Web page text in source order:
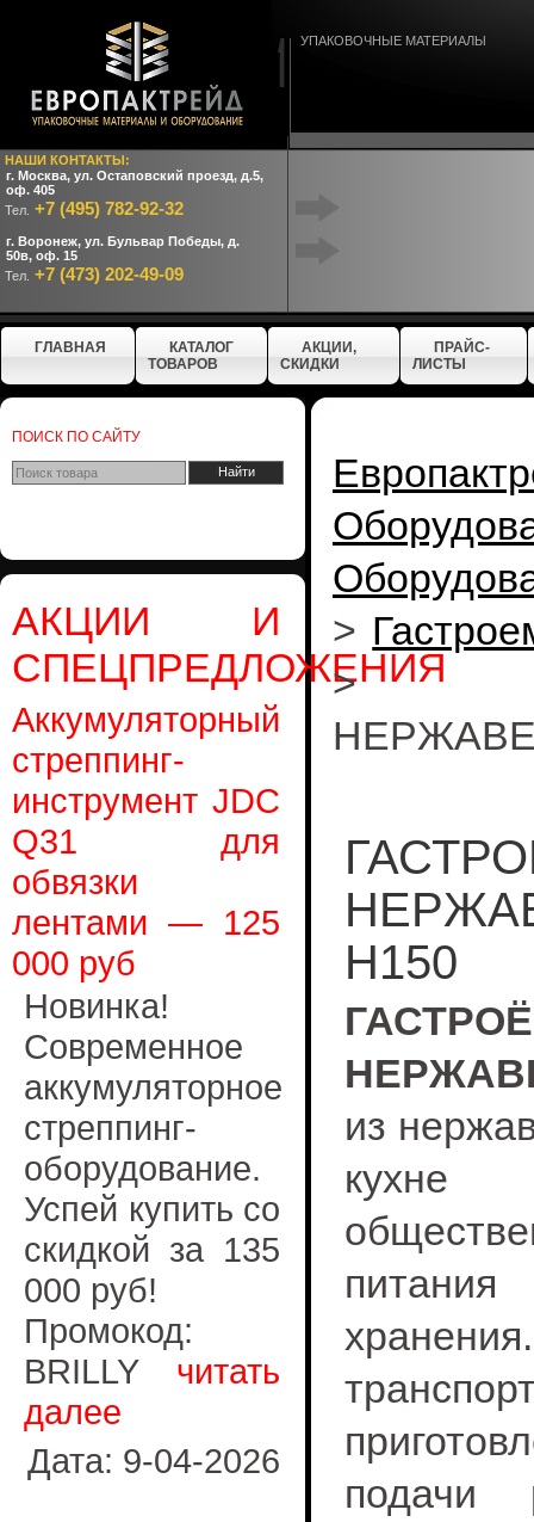
НАШИ КОНТАКТЫ:
г. Москва, ул. Остаповский проезд, д.5,
оф. 405
Тел. +7 (495) 782-92-32
г. Воронеж, ул. Бульвар Победы, д.
50в, оф. 15
Тел. +7 (473) 202-49-09
УПАКОВОЧНЫЕ МАТЕРИАЛЫ
ГЛАВНАЯ
КАТАЛОГ
ТОВАРОВ
АКЦИИ,
СКИДКИ
ПРАЙС-
ЛИСТЫ
ПОИСК ПО САЙТУ
АКЦИИ И
СПЕЦПРЕДЛОЖЕНИЯ
Аккумуляторный
стреппинг-
инструмент JDC
Q31 для
обвязки
лентами — 125
000 руб
Новинка!
Современное
аккумуляторное
стреппинг-
оборудование.
Успей купить со
скидкой за 135
000 руб!
Промокод:
BRILLY читать
далее
Дата: 9-04-2026
>
H150
из
кухне
подачи